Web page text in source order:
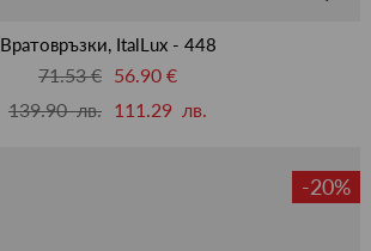
Вратовръзки, ItalLux - 448
71.53 € 56.90 €
139.90 лв. 111.29 лв.
-20%